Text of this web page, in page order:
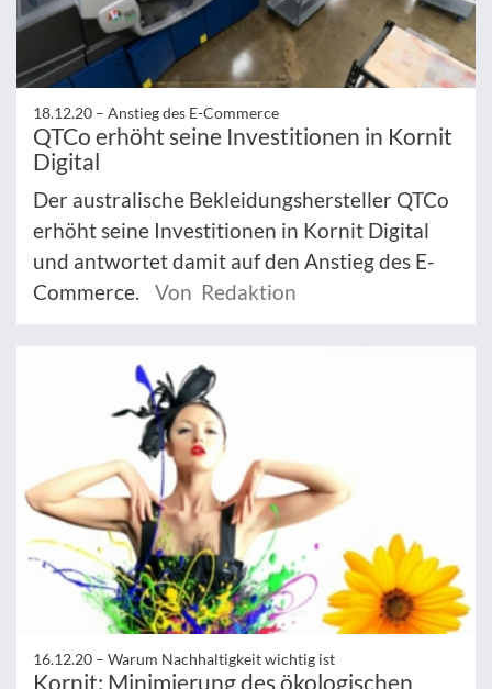
18.12.20 – Anstieg des E-Commerce
QTCo erhöht seine Investitionen in Kornit
Digital
Der australische Bekleidungshersteller QTCo
erhöht seine Investitionen in Kornit Digital
und antwortet damit auf den Anstieg des E-
Commerce.
Von Redaktion
16.12.20 – Warum Nachhaltigkeit wichtig ist
Kornit: Minimierung des ökologischen